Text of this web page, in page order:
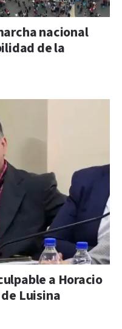
nacional
de la
a Horacio
Luisina